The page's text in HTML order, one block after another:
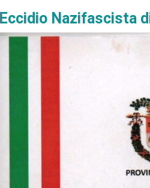
Eccidio Nazifascista